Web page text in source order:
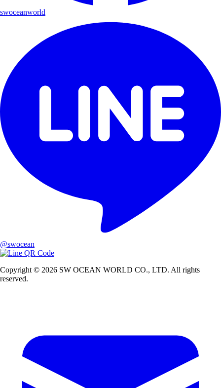
swoceanworld
@swocean
Copyright © 2026 SW OCEAN WORLD CO., LTD. All rights
reserved.